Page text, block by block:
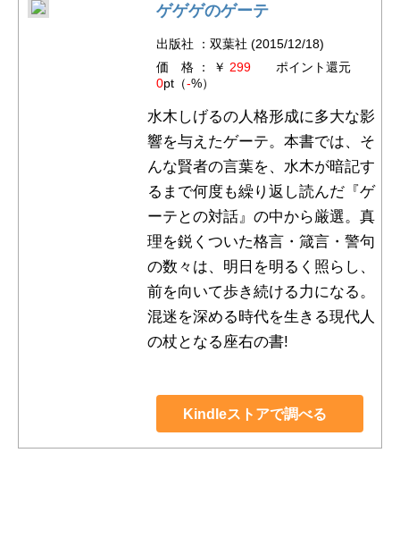
ゲゲゲのゲーテ
出版社 ：双葉社 (2015/12/18)
価 格 ： ￥ 299ポイント還元
0pt（-%）
水木しげるの人格形成に多大な影
響を与えたゲーテ。本書では、そ
んな賢者の言葉を、水木が暗記す
るまで何度も繰り返し読んだ『ゲ
ーテとの対話』の中から厳選。真
理を鋭くついた格言・箴言・警句
の数々は、明日を明るく照らし、
前を向いて歩き続ける力になる。
混迷を深める時代を生きる現代人
の杖となる座右の書!
Kindleストアで調べる